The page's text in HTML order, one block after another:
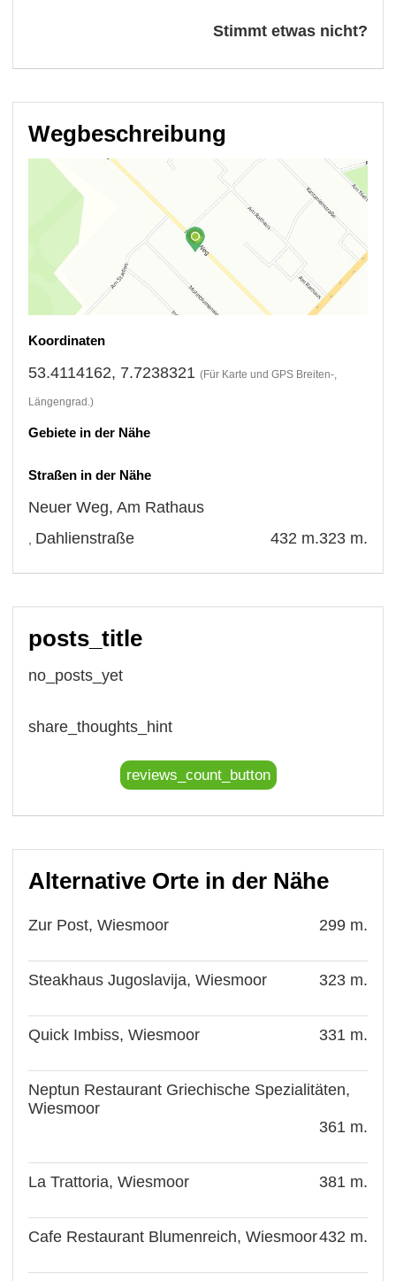
Stimmt etwas nicht?
Wegbeschreibung
Koordinaten
53.4114162, 7.7238321 (Für Karte und GPS Breiten-,
Längengrad.)
Gebiete in der Nähe
Straßen in der Nähe
Neuer Weg,Am Rathaus
323 m.
Dahlienstraße 432 m.
posts_title
no_posts_yet
share_thoughts_hint
reviews_count_button
Alternative Orte in der Nähe
Zur Post, Wiesmoor 299 m.
Steakhaus Jugoslavija, Wiesmoor 323 m.
Quick Imbiss, Wiesmoor 331 m.
Neptun Restaurant Griechische Spezialitäten,
Wiesmoor
361 m.
La Trattoria, Wiesmoor 381 m.
Cafe Restaurant Blumenreich, Wiesmoor432 m.